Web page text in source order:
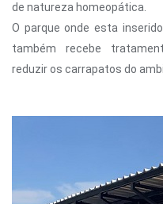
de natureza homeopática.
O parque onde esta
também recebe
reduzir os carrapatos do